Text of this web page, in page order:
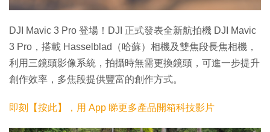
DJI Mavic 3 Pro 登場！DJI 正式發表全新航拍機 DJI Mavic
3 Pro，搭載 Hasselblad（哈蘇）相機及雙焦段長焦相機，
利用三鏡頭影像系統，拍攝時無需更換鏡頭，可進一步提升
創作效率，多焦段提供豐富的創作方式。
即刻【按此】，用 App 睇更多產品開箱科技影片